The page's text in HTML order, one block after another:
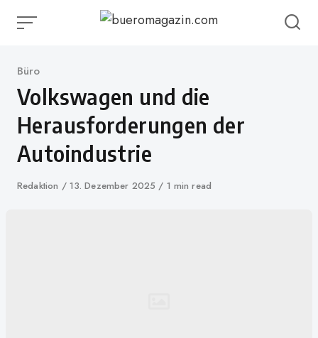
Category
Büro
Volkswagen und die
Herausforderungen der
Autoindustrie
Author
Redaktion
Published
13. Dezember 2025 1 min read